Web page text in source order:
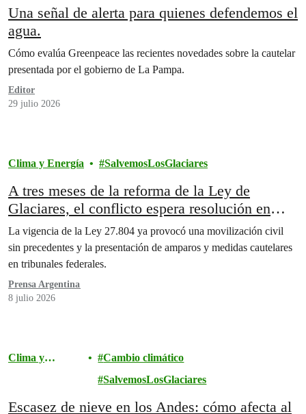
Una señal de alerta para quienes defendemos el
agua.
Cómo evalúa Greenpeace las recientes novedades sobre la cautelar
presentada por el gobierno de La Pampa.
Editor
29 julio 2026
Clima y Energía SalvemosLosGlaciares
A tres meses de la reforma de la Ley de
Glaciares, el conflicto espera resolución en
tribunales
La vigencia de la Ley 27.804 ya provocó una movilización civil
sin precedentes y la presentación de amparos y medidas cautelares
en tribunales federales.
Prensa Argentina
8 julio 2026
Clima y
Cambio climático
SalvemosLosGlaciares
Escasez de nieve en los Andes: cómo afecta al